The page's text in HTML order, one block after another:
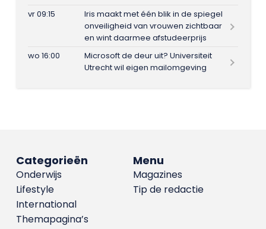
vr 09:15
Iris maakt met één blik in de spiegel
onveiligheid van vrouwen zichtbaar
en wint daarmee afstudeerprijs
wo 16:00
Microsoft de deur uit? Universiteit
Utrecht wil eigen mailomgeving
Menu
Magazines
Tip de redactie
Categorieën
Onderwijs
Lifestyle
International
Themapagina’s